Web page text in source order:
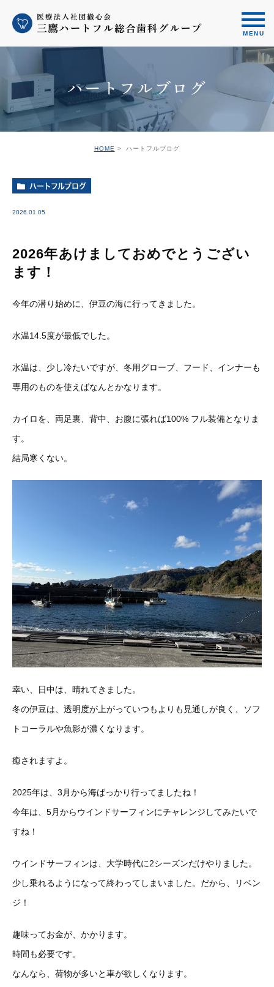
ハートフルブログ
HOME ハートフルブログ
ハートフルブログ
2026.01.05
2026年あけましておめでとうござい
ます！
今年の潜り始めに、伊豆の海に行ってきました。
水温14.5度が最低でした。
水温は、少し冷たいですが、冬用グローブ、フード、インナーも
専用のものを使えばなんとかなります。
カイロを、両足裏、背中、お腹に張れば100% フル装備となりま
す。
結局寒くない。
幸い、日中は、晴れてきました。
冬の伊豆は、透明度が上がっていつもよりも見通しが良く、ソフ
ト コーラルや魚影が濃くなります。
癒されますよ。
2025年は、3月から海ばっかり行ってましたね！
今年は、5月からウインドサーフィンにチャレンジしてみたいで
すね！
ウインドサーフィンは、大学時代に2シーズンだけやりました。
少し乗れるようになって終わってしまいました。だから、リベン
ジ！
趣味ってお金が、かかります。
時間も必要です。
なんなら、荷物が多いと車が欲しくなります。